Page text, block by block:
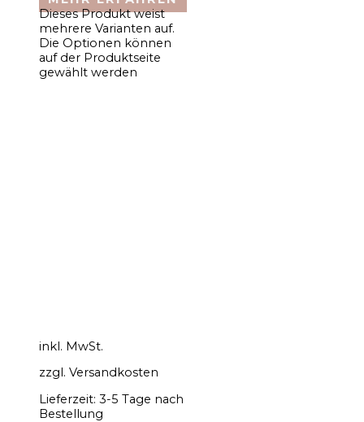
Dieses Produkt weist
mehrere Varianten auf.
Die Optionen können
auf der Produktseite
gewählt werden
inkl. MwSt.
zzgl. Versandkosten
Lieferzeit: 3-5 Tage nach
Bestellung